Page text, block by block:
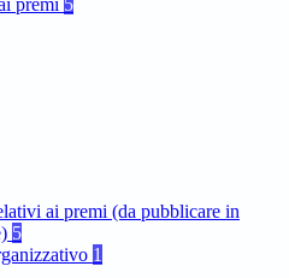
premi 5
ai premi (da pubblicare in
5
1